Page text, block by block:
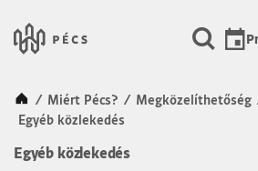
Városunk Pécs
Kezdőlap
/ Miért Pécs? / Megközelíthetőség
Egyéb közlekedés
Egyéb közlekedés